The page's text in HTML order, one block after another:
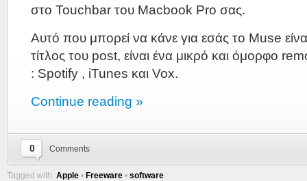
στο Touchbar του Macbook Pro σας.
Αυτό που μπορεί να κάνε για εσάς το Muse
τίτλος του post, είναι ένα μικρό και όμορφο
: Spotify , iTunes και Vox.
Continue reading »
0 Comments
Tagged with: Apple • Freeware • software